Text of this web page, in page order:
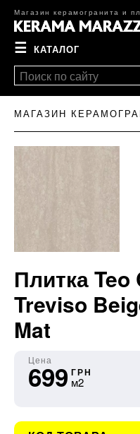
Магазин керамогранита и
☰ КАТАЛОГ
МАГАЗИН
Плитка
Treviso
Mat
Цена
699 ГРН
м2